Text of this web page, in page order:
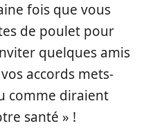
fois que vous
de poulet pour
quelques amis
accords mets-
comme diraient
santé » !